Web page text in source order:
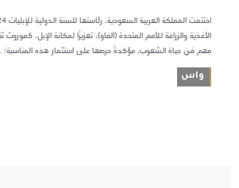
الأغذية والزراعة للأمم المتحدة (الفاو)، تعزيزًا لمكانة الإبل،
مهم في حياة الشعوب، مؤكدةً حرصها على استثمار هذه المناسبة؛
واس